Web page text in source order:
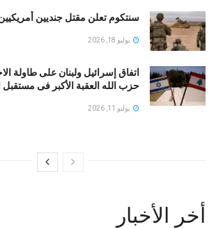
سنتكوم تعلن مقتل جنديين
يوليو 18, 2026
اتفاق إسرائيل ولبنان على طاولة
حزب الله العقبة الأكبر فى مستقبل
يوليو 11, 2026
أخر الأخبار